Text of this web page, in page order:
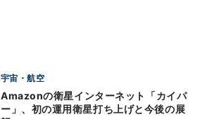
宇宙・航空
Amazonの衛星インターネット「カイパ
ー」、初の運用衛星打ち上げと今後の展